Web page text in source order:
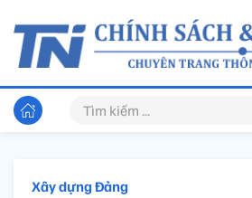
Xây dựng Đảng